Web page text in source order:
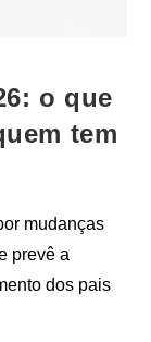
o que
tem
mudanças
prevê a
dos pais